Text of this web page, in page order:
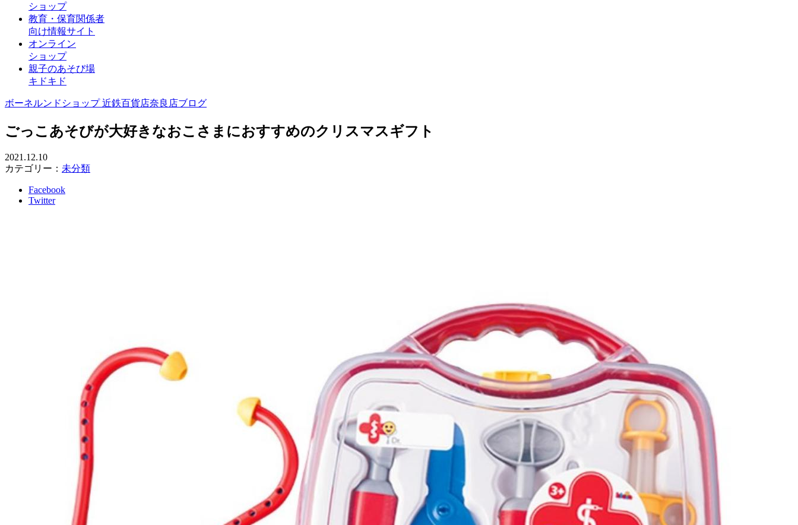
ショップ
教育・保育関係者
向け情報サイト
オンライン
ショップ
親子のあそび場
キドキド
ボーネルンドショップ 近鉄百貨店奈良店ブログ
ごっこあそびが大好きなおこさまにおすすめのクリスマスギフト
2021.12.10
カテゴリー： 未分類
Facebook
Twitter